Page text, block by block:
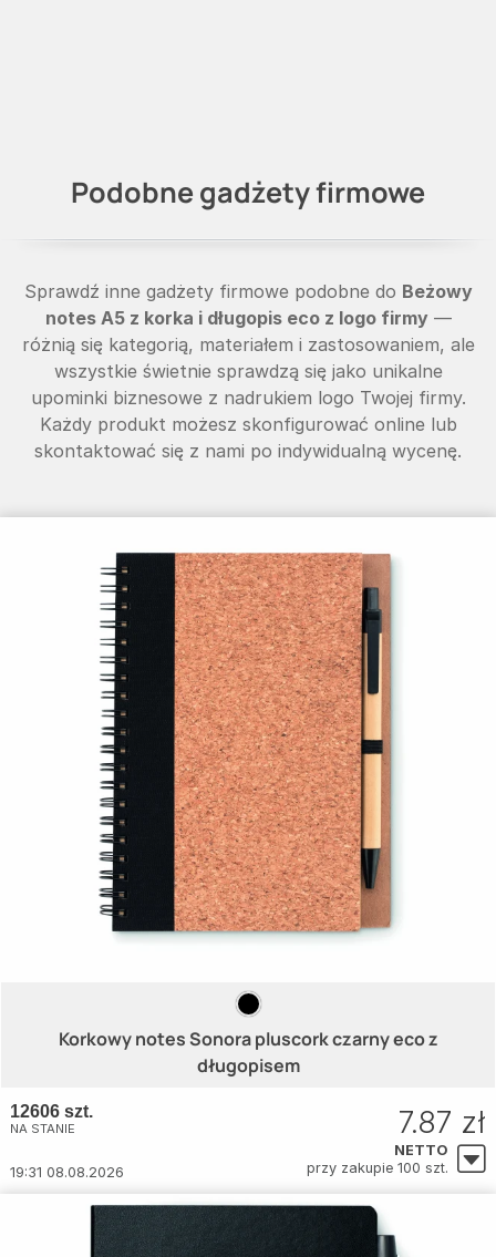
Podobne gadżety firmowe
Sprawdź inne gadżety firmowe podobne do Beżowy
notes A5 z korka i długopis eco z logo firmy—
różnią się kategorią, materiałem i zastosowaniem, ale
wszystkie świetnie sprawdzą się jako unikalne
upominki biznesowe z nadrukiem logo Twojej firmy.
Każdy produkt możesz skonfigurować online lub
skontaktować się z nami po indywidualną wycenę.
Korkowy notes Sonora pluscork czarny eco z
długopisem
12606 szt.
NA STANIE
19:31 08.08.2026
7.87 zł
NETTO
przy zakupie 100 szt.